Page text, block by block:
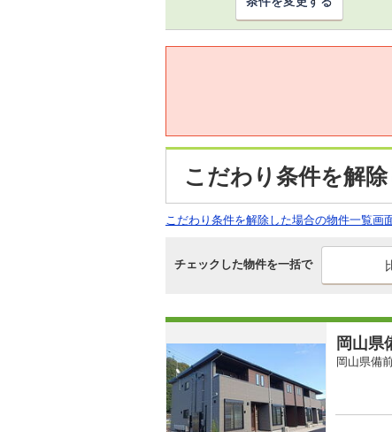
こだわり条件を解
こだわり条件を解除した場合の物件一覧画
チェックした物件を一括で
岡山県
岡山県備